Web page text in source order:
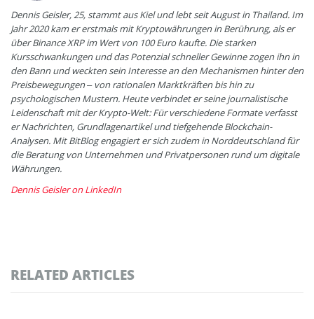
Dennis Geisler, 25, stammt aus Kiel und lebt seit August in Thailand. Im
Jahr 2020 kam er erstmals mit Kryptowährungen in Berührung, als er
über Binance XRP im Wert von 100 Euro kaufte. Die starken
Kursschwankungen und das Potenzial schneller Gewinne zogen ihn in
den Bann und weckten sein Interesse an den Mechanismen hinter den
Preisbewegungen – von rationalen Marktkräften bis hin zu
psychologischen Mustern. Heute verbindet er seine journalistische
Leidenschaft mit der Krypto-Welt: Für verschiedene Formate verfasst
er Nachrichten, Grundlagenartikel und tiefgehende Blockchain-
Analysen. Mit BitBlog engagiert er sich zudem in Norddeutschland für
die Beratung von Unternehmen und Privatpersonen rund um digitale
Währungen.
Dennis Geisler on LinkedIn
RELATED ARTICLES